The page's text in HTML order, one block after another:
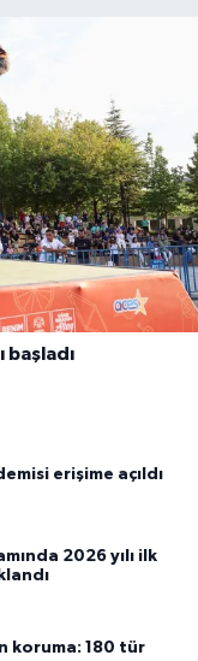
başladı
erişime açıldı
2026 yılı ilk
koruma: 180 tür